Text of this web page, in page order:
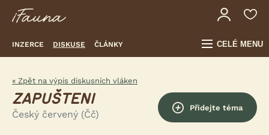
INZERCE DISKUSE ČLÁNKY CELÉ MENU
« Zpět na výpis diskusních vláken
ZAPUŠTENI
Český červený (Čč)
Přidejte téma